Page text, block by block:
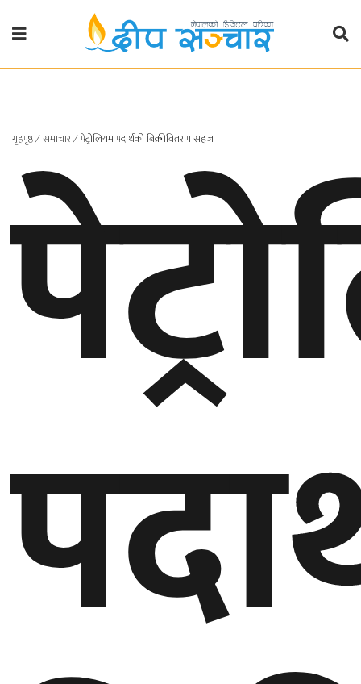
गृहपृष्ठ
प्रदेश
प्रदेश
१
बाग्मती
सुदूरपश्चिम
प्रदेश
गृहपृष्ठ∕समाचार∕पेट्रोलियम पदार्थको बिक्रीवितरण सहज